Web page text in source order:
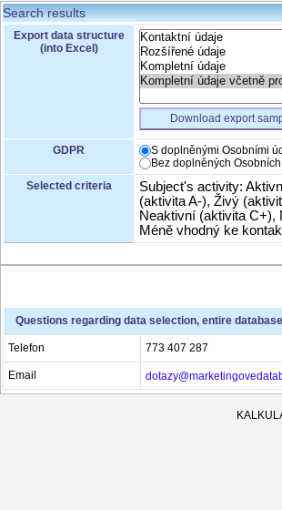
Search results
Export data structure
(into Excel)
Download export
GDPR
S doplněnými Osobními
Bez doplněných
Selected criteria
Subject's activity:
(aktivita A-), Živý
Neaktivní (aktivita C+),
Méně vhodný ke
Questions regarding data selection, entire
Telefon 773 407 287
Email